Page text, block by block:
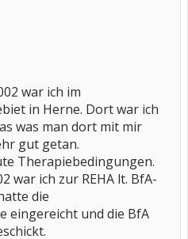
war ich im
in Herne. Dort war ich
was man dort mit mir
gut getan.
Therapiebedingungen.
war ich zur REHA lt. BfA-
die
eingereicht und die BfA